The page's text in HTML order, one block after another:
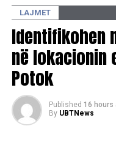
DON'T MISS
Orkestra “Amadeus”
Ndërkombëtar
LAJMET
Identifikohen
në lokacionin
Potok
Published 16 hours
By UBTNews